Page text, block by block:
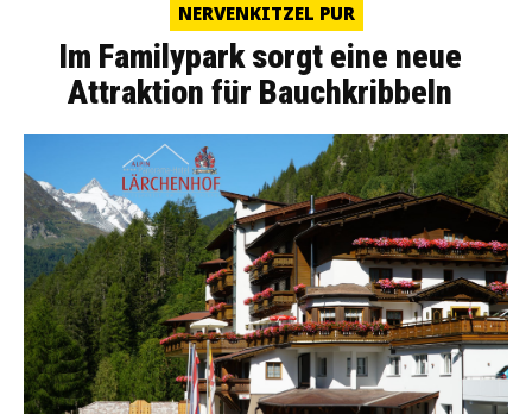
NERVENKITZEL PUR
Im Familypark sorgt eine neue
Attraktion für Bauchkribbeln